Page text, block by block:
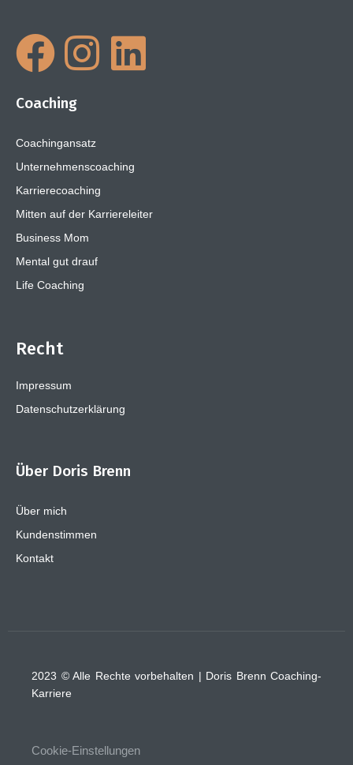
Coaching
Coachingansatz
Unternehmenscoaching
Karrierecoaching
Mitten auf der Karriereleiter
Business Mom
Mental gut drauf
Life Coaching
Recht
Impressum
Datenschutzerklärung
Über Doris Brenn
Über mich
Kundenstimmen
Kontakt
2023 © Alle Rechte vorbehalten | Doris Brenn Coaching-
Karriere
Cookie-Einstellungen